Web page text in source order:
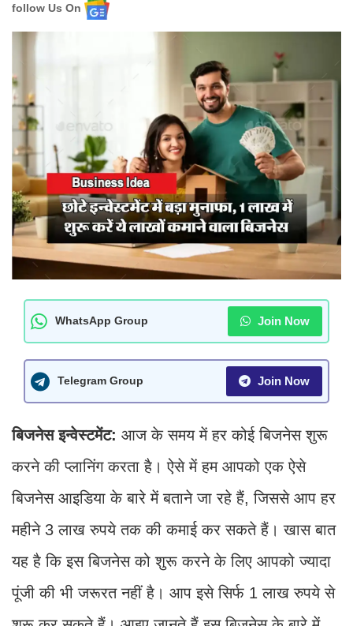
follow Us On
WhatsApp Group Join Now
Telegram Group Join Now
बिजनेस इन्वेस्टमेंट: आज के समय में हर कोई बिजनेस शुरू
करने की प्लानिंग करता है। ऐसे में हम आपको एक ऐसे
बिजनेस आइडिया के बारे में बताने जा रहे हैं, जिससे आप हर
महीने 3 लाख रुपये तक की कमाई कर सकते हैं। खास बात
यह है कि इस बिजनेस को शुरू करने के लिए आपको ज्यादा
पूंजी की भी जरूरत नहीं है। आप इसे सिर्फ 1 लाख रुपये से